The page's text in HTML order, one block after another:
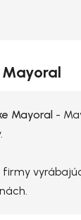
Mayoral -